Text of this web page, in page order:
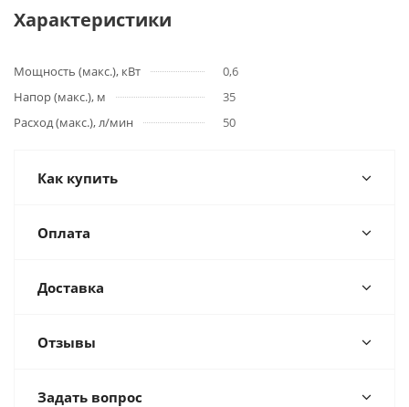
Характеристики
Мощность (макс.), кВт
0,6
Напор (макс.), м
35
Расход (макс.), л/мин
50
Как купить
Оплата
Доставка
Отзывы
Задать вопрос